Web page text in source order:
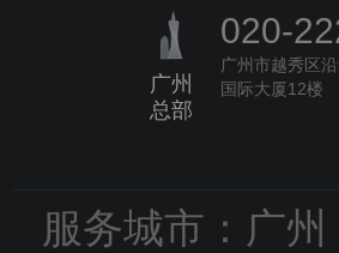
广州
总部
020-
广州市越秀区
国际大厦12楼
服务城市：